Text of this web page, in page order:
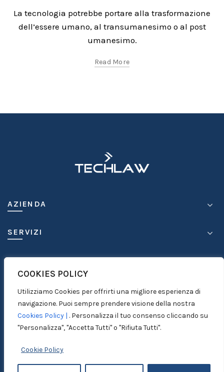
COOKIES POLICY
Utilizziamo Cookies per offrirti una migliore esperienza di
navigazione. Puoi sempre prendere visione della nostra
Cookies Policy | . Personalizza il tuo consenso cliccando su
"Personalizza", "Accetta Tutti" o "Rifiuta Tutti".
Cookie Policy
La tecnologia potrebbe portare alla trasformazione
dell’essere umano, al transumanesimo o al post
umanesimo.
Read More
AZIENDA
SERVIZI
COMPETENZE
MEDIA
CONTATTI
© 1999-2026ICC S.r.l. - P. IVA 03950630875 |